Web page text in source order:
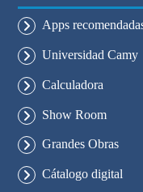
Apps
Universidad Camy
Calculadora
Show Room
Grandes Obras
Cátalogo digital